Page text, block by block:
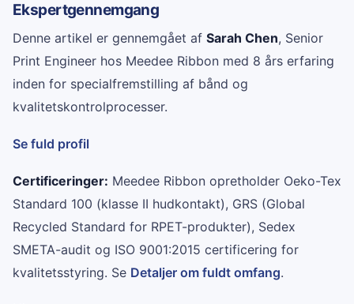
Ekspertgennemgang
Denne artikel er gennemgået af Sarah Chen, Senior
Print Engineer hos Meedee Ribbon med 8 års erfaring
inden for specialfremstilling af bånd og
kvalitetskontrolprocesser.
Se fuld profil
Certificeringer: Meedee Ribbon opretholder Oeko-Tex
Standard 100 (klasse II hudkontakt), GRS (Global
Recycled Standard for RPET-produkter), Sedex
SMETA-audit og ISO 9001:2015 certificering for
kvalitetsstyring. Se Detaljer om fuldt omfang.